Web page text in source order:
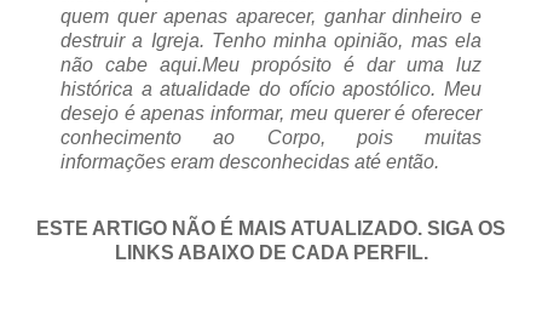
quem quer apenas aparecer, ganhar dinheiro e
destruir a Igreja. Tenho minha opinião, mas ela
não cabe aqui.Meu propósito é dar uma luz
histórica a atualidade do ofício apostólico. Meu
desejo é apenas informar, meu querer é oferecer
conhecimento ao Corpo, pois muitas
informações eram desconhecidas até então.
ESTE ARTIGO NÃO É MAIS ATUALIZADO. SIGA OS
LINKS ABAIXO DE CADA PERFIL.